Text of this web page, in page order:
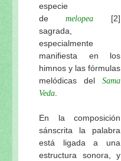
especie
de melopea [2]
sagrada,
especialmente
manifiesta en los
himnos y las fórmulas
melódicas del Sama
Veda
En la composición
sánscrita la palabra
está ligada a una
estructura sonora, y